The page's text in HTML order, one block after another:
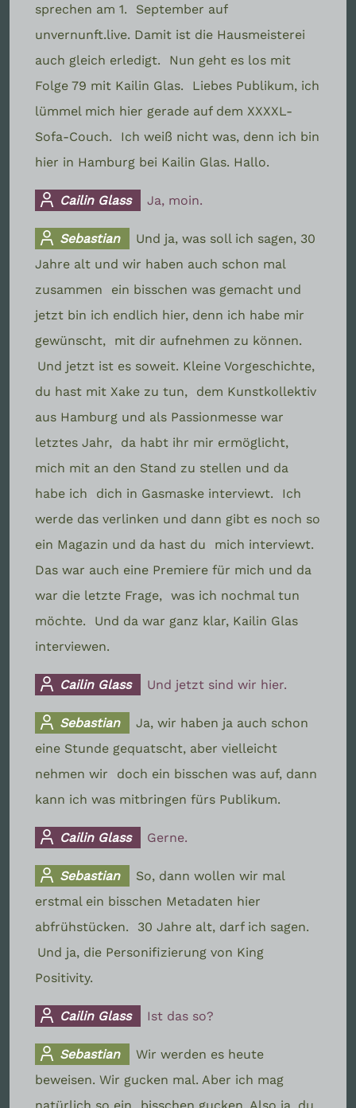
sprechen am 1.
September auf
unvernunft.live. Damit ist die Hausmeisterei
auch gleich erledigt.
Nun geht es los mit
Folge 79 mit Kailin Glas.
Liebes Publikum, ich
lümmel mich hier gerade auf dem XXXXL-
Sofa-Couch.
Ich weiß nicht was, denn ich bin
hier in Hamburg bei Kailin Glas. Hallo.
Cailin Glass Ja, moin.
Sebastian
Und ja, was soll ich sagen, 30
Jahre alt und wir haben auch schon mal
zusammen
ein bisschen was gemacht und
jetzt bin ich endlich hier, denn ich habe mir
gewünscht,
mit dir aufnehmen zu können.
Und jetzt ist es soweit. Kleine Vorgeschichte,
du hast mit Xake zu tun,
dem Kunstkollektiv
aus Hamburg und als Passionmesse war
letztes Jahr,
da habt ihr mir ermöglicht,
mich mit an den Stand zu stellen und da
habe ich
dich in Gasmaske interviewt.
Ich
werde das verlinken und dann gibt es noch so
ein Magazin und da hast du
mich interviewt.
Das war auch eine Premiere für mich und da
war die letzte Frage,
was ich nochmal tun
möchte.
Und da war ganz klar, Kailin Glas
interviewen.
Cailin Glass Und jetzt sind wir hier.
Sebastian
Ja, wir haben ja auch schon
eine Stunde gequatscht, aber vielleicht
nehmen wir
doch ein bisschen was auf, dann
kann ich was mitbringen fürs Publikum.
Cailin Glass Gerne.
Sebastian
So, dann wollen wir mal
erstmal ein bisschen Metadaten hier
abfrühstücken.
30 Jahre alt, darf ich sagen.
Und ja, die Personifizierung von King
Positivity.
Cailin Glass Ist das so?
Sebastian
Wir werden es heute
beweisen. Wir gucken mal. Aber ich mag